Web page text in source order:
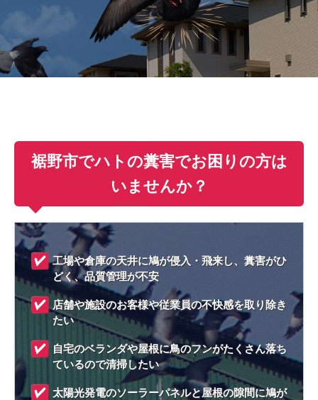
裾野市でハトの糞害でお困りの方は
いませんか？
工場や倉庫の天井に鳩が侵入・飛来し、糞害がひ
どく、品質管理が不安
店舗や施設のお客様や従業員の不快感を取り除き
たい
自宅のベランダや屋根に鳥のフンがたくさん落ち
ているので清掃したい
太陽光発電のソーラーパネルと屋根の隙間に鳩が